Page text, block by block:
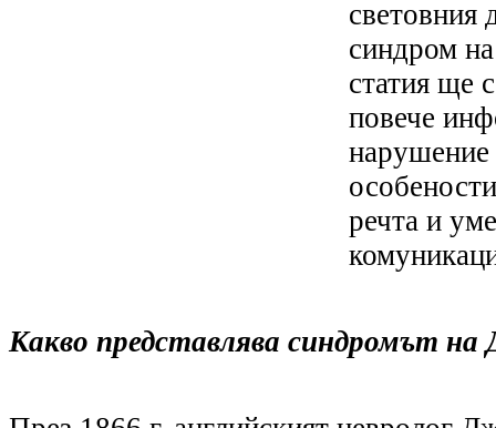
световния
синдром
статия ще
повече
нарушение
речта и
Какво представлява синдромът на